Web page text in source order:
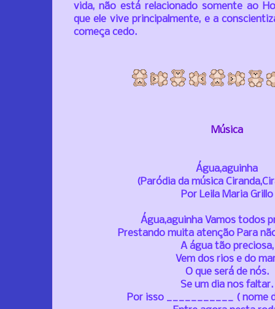
vida, não está relacionado somente ao
que ele vive principalmente, e a
começa cedo.
Música
Água,aguinha
(Paródia da música
Por Leila Maria Grillo
Água,aguinha Vamos todos
Prestando muita atenção Para
A água tão preciosa,
Vem dos rios e do
O que será de nós.
Se um dia nos faltar.
Por isso ___________ ( nome